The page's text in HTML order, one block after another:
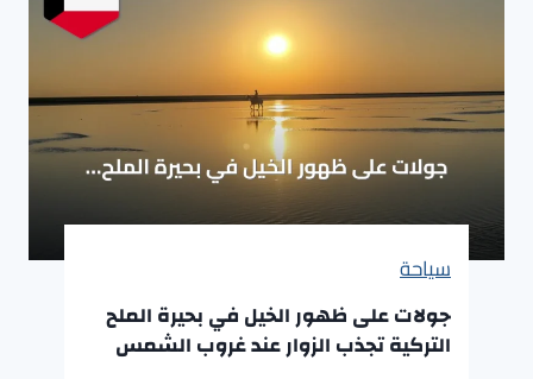
سياحة
جولات على ظهور الخيل في بحيرة الملح
التركية تجذب الزوار عند غروب الشمس